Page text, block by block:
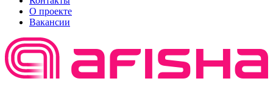
О проекте
Вакансии